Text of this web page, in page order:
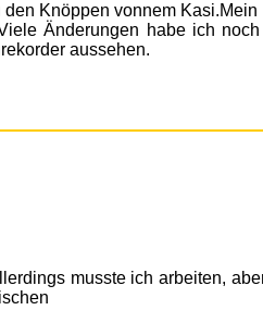
Änderungen habe ich
aussehen.
musste ich arbeiten,